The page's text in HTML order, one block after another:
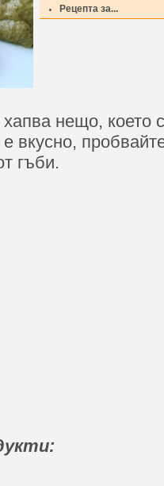
Рецепта за...
нещо, което
вкусно,
гъби.